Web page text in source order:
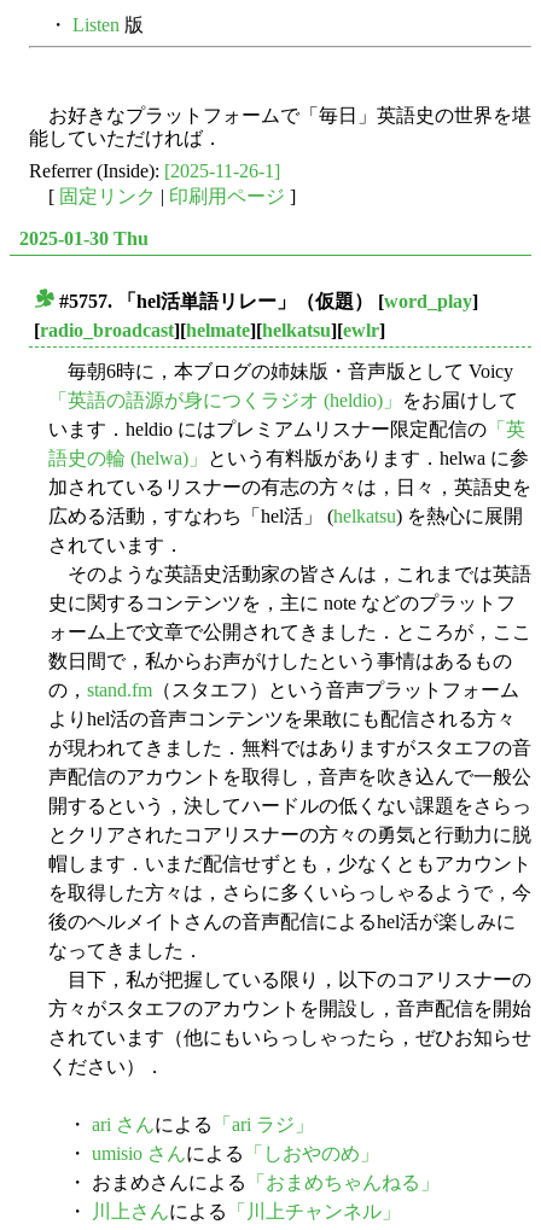
・ Listen 版
お好きなプラットフォームで「毎日」英語史の世界を堪
能していただければ．
Referrer (Inside): [2025-11-26-1]
[ 固定リンク 印刷用ページ ]
2025-01-30 Thu
#5757. 「hel活単語リレー」（仮題） [word_play]
[radio_broadcast][helmate][helkatsu][ewlr]
毎朝6時に，本ブログの姉妹版・音声版として Voicy
「英語の語源が身につくラジオ (heldio)」
をお届けして
います．heldio にはプレミアムリスナー限定配信の 「英
語史の輪 (helwa)」
という有料版があります．helwa に参
加されているリスナーの有志の方々は，日々，英語史を
広める活動，すなわち「hel活」 (helkatsu) を熱心に展開
されています．
そのような英語史活動家の皆さんは，これまでは英語
史に関するコンテンツを，主に note などのプラットフ
ォーム上で文章で公開されてきました．ところが，ここ
数日間で，私からお声がけしたという事情はあるもの
の， stand.fm （スタエフ）という音声プラットフォーム
よりhel活の音声コンテンツを果敢にも配信される方々
が現われてきました．無料ではありますがスタエフの音
声配信のアカウントを取得し，音声を吹き込んで一般公
開するという，決してハードルの低くない課題をさらっ
とクリアされたコアリスナーの方々の勇気と行動力に脱
帽します．いまだ配信せずとも，少なくともアカウント
を取得した方々は，さらに多くいらっしゃるようで，今
後のヘルメイトさんの音声配信によるhel活が楽しみに
なってきました．
目下，私が把握している限り，以下のコアリスナーの
方々がスタエフのアカウントを開設し，音声配信を開始
されています（他にもいらっしゃったら，ぜひお知らせ
ください）．
・ ari さんによる
「ari ラジ」
・ umisio さんによる
「しおやのめ」
・ おまめさんによる
「おまめちゃんねる」
・
川上さんによる
「川上チャンネル」